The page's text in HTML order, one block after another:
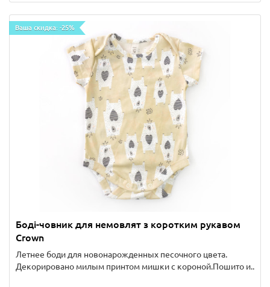
Ваша скидка: -25%
Боді-човник для немовлят з коротким рукавом
Crown
Летнее боди для новонарожденных песочного цвета.
Декорировано милым принтом мишки с короной.Пошито и..